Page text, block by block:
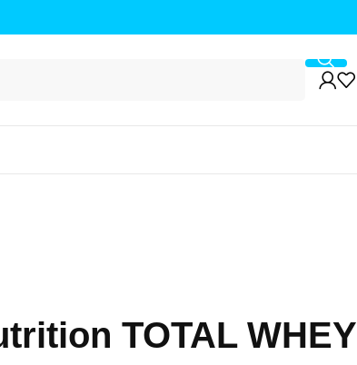
TOTAL WHEY